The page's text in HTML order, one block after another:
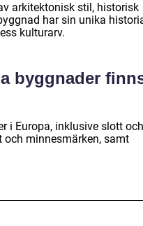
arkitektonisk stil, historisk
har sin unika
kulturarv.
byggnader
i Europa, inklusive slott och
och minnesmärken, samt